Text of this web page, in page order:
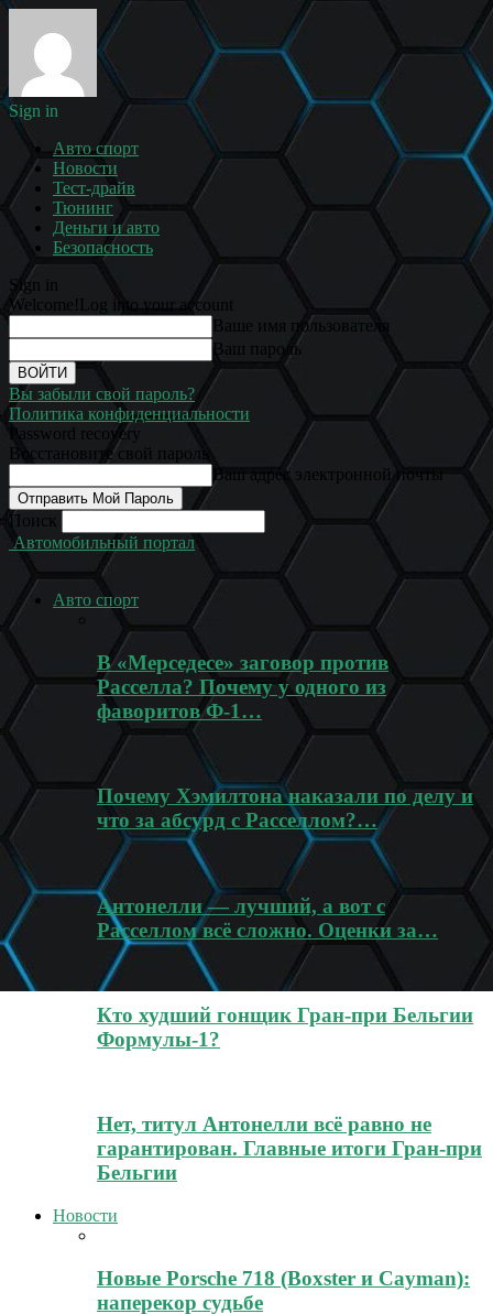
Sign in
Авто спорт
Новости
Тест-драйв
Тюнинг
Деньги и авто
Безопасность
Sign in
Welcome! Log into your account
Ваше имя пользователя
Ваш пароль
Вы забыли свой пароль?
Политика конфиденциальности
Password recovery
Восстановите свой пароль
Ваш адрес электронной почты
Поиск
Автомобильный портал
Авто спорт
В «Мерседесе» заговор против
Расселла? Почему у одного из
фаворитов Ф-1…
Почему Хэмилтона наказали по делу и
что за абсурд с Расселлом?…
Антонелли — лучший, а вот с
Расселлом всё сложно. Оценки за…
Кто худший гонщик Гран-при Бельгии
Формулы-1?
Нет, титул Антонелли всё равно не
гарантирован. Главные итоги Гран-при
Бельгии
Новости
Новые Porsche 718 (Boxster и Cayman):
наперекор судьбе